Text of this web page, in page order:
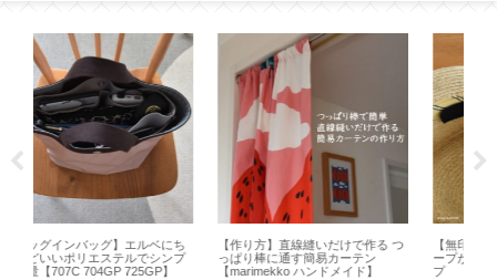
作る つ
【無印良品】取り外して洗えるテ
ープが便利！帽子の汚れ防止テー
プ
【HARIO】水出しコーヒーの作り
方とお茶用ボトルとの違い【ハリ
オ フィルターインボトル】